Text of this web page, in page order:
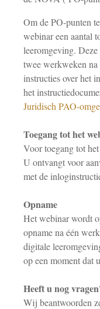
Om de PO-punten
webinar een aantal
leeromgeving.
twee werkweken
instructies over het
het
Juridisch PAO-
Toegang tot het
Voor toegang tot
U ontvangt voor
met de
Opname
Het webinar wordt
opname na één
digitale
op een moment dat
Heeft u nog
Wij beantwoorden